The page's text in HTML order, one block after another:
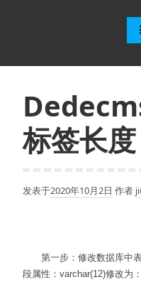
标签长度
发表于2020年10月2日 作者
第一步：修改数据库中
段属性：varchar(12)修改为